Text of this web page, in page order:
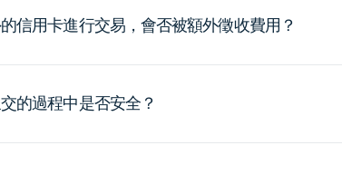
信用卡進行交易，會否被額外徵收費用？
的過程中是否安全？